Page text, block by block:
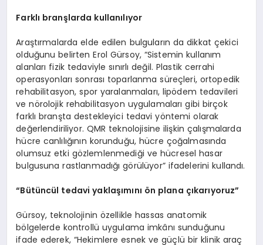
Farklı branşlarda kullanılıyor
Araştırmalarda elde edilen bulguların da dikkat çekici
olduğunu belirten Erol Gürsoy, “Sistemin kullanım
alanları fizik tedaviyle sınırlı değil. Plastik cerrahi
operasyonları sonrası toparlanma süreçleri, ortopedik
rehabilitasyon, spor yaralanmaları, lipödem tedavileri
ve nörolojik rehabilitasyon uygulamaları gibi birçok
farklı branşta destekleyici tedavi yöntemi olarak
değerlendiriliyor. QMR teknolojisine ilişkin çalışmalarda
hücre canlılığının korunduğu, hücre çoğalmasında
olumsuz etki gözlemlenmediği ve hücresel hasar
bulgusuna rastlanmadığı görülüyor” ifadelerini kullandı.
“Bütüncül tedavi yaklaşımını ön plana çıkarıyoruz”
Gürsoy, teknolojinin özellikle hassas anatomik
bölgelerde kontrollü uygulama imkânı sunduğunu
ifade ederek, “Hekimlere esnek ve güçlü bir klinik araç